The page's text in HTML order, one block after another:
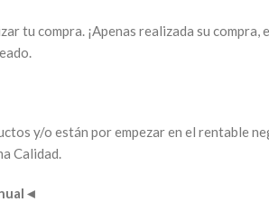
tu compra. ¡Apenas realizada su compra,
y/o están por empezar en el rentable
Calidad.
◄